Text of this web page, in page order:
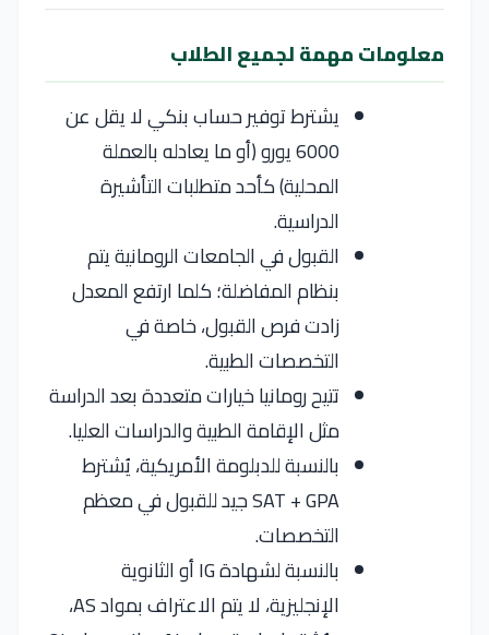
معلومات مهمة لجميع الطلاب
يشترط توفير حساب بنكي لا يقل عن
6000 يورو (أو ما يعادله بالعملة
المحلية) كأحد متطلبات التأشيرة
الدراسية.
القبول في الجامعات الرومانية يتم
بنظام المفاضلة؛ كلما ارتفع المعدل
زادت فرص القبول، خاصة في
التخصصات الطبية.
تتيح رومانيا خيارات متعددة بعد الدراسة
مثل الإقامة الطبية والدراسات العليا.
بالنسبة للدبلومة الأمريكية، يُشترط
SAT + GPA جيد للقبول في معظم
التخصصات.
بالنسبة لشهادة IG أو الثانوية
الإنجليزية، لا يتم الاعتراف بمواد AS،